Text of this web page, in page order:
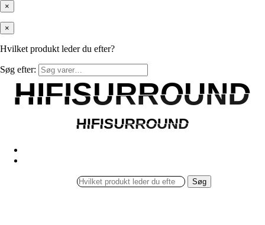
×
×
Hvilket produkt leder du efter?
Søg efter:
HIFISURROUND
HIFISURROUND
HIFISURROUND
HIFISURROUND
Søg